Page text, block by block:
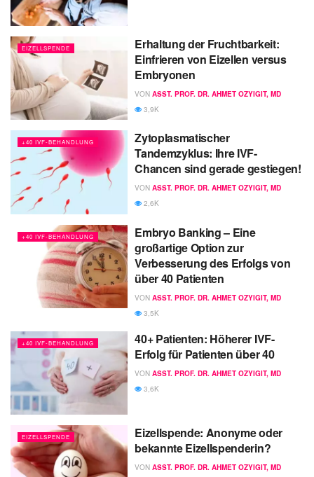
EIZELLSPENDE
Erhaltung der Fruchtbarkeit:
Einfrieren von Eizellen versus
Embryonen
VON ASST. PROF. DR. AHMET OZYIGIT, MD
3,9K
+40 IVF-BEHANDLUNG
Zytoplasmatischer
Tandemzyklus: Ihre IVF-
Chancen sind gerade gestiegen!
VON ASST. PROF. DR. AHMET OZYIGIT, MD
2,6K
+40 IVF-BEHANDLUNG
Embryo Banking – Eine
großartige Option zur
Verbesserung des Erfolgs von
über 40 Patienten
VON ASST. PROF. DR. AHMET OZYIGIT, MD
3,5K
+40 IVF-BEHANDLUNG
40+ Patienten: Höherer IVF-
Erfolg für Patienten über 40
VON ASST. PROF. DR. AHMET OZYIGIT, MD
3,6K
EIZELLSPENDE
Eizellspende: Anonyme oder
bekannte Eizellspenderin?
VON ASST. PROF. DR. AHMET OZYIGIT, MD